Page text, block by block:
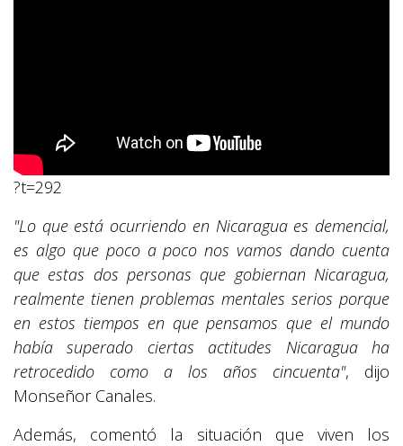
?t=292
"Lo que está ocurriendo en Nicaragua es demencial,
es algo que poco a poco nos vamos dando cuenta
que estas dos personas que gobiernan Nicaragua,
realmente tienen problemas mentales serios porque
en estos tiempos en que pensamos que el mundo
había superado ciertas actitudes Nicaragua ha
retrocedido como a los años cincuenta", dijo
Monseñor Canales.
Además, comentó la situación que viven los